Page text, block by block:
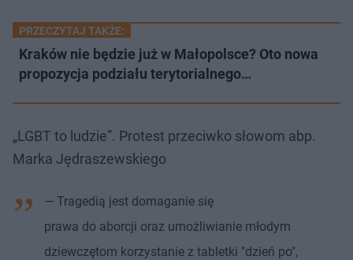
PRZECZYTAJ TAKŻE:
Kraków nie będzie już w Małopolsce? Oto nowa
propozycja podziału terytorialnego…
„LGBT to ludzie”. Protest przeciwko słowom abp.
Marka Jędraszewskiego
— Tragedią jest domaganie się
prawa do aborcji oraz umożliwianie młodym
dziewczętom korzystanie z tabletki "dzień po",